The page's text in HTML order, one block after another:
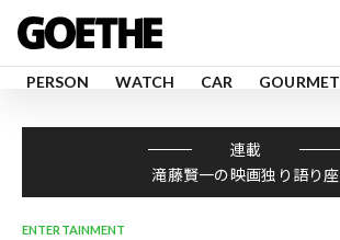
PERSON WATCH CAR GOURMET
連載
滝藤賢一の映画独り語り座
ENTERTAINMENT